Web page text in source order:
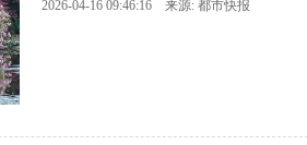
2026-04-16 09:46:16 来源: 都市快报